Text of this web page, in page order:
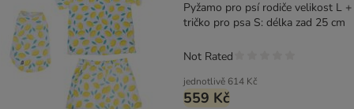
Pyžamo pro psí rodiče velikost L +
tričko pro psa S: délka zad 25 cm
jednotlivě 614 Kč
559 Kč
Not Rated